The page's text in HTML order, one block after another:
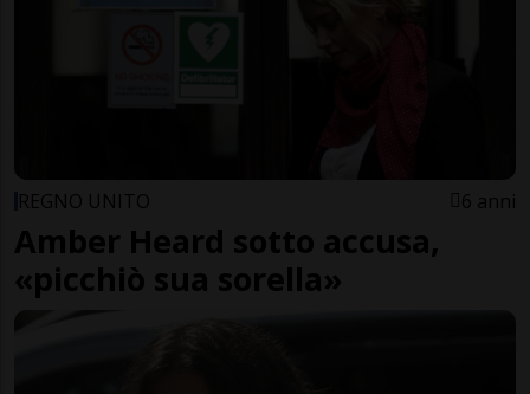
REGNO UNITO 6 anni
Amber Heard sotto accusa,
«picchiò sua sorella»